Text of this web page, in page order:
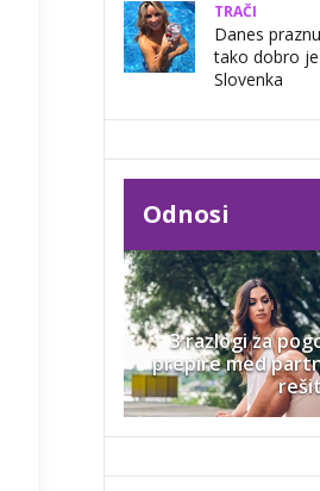
TRAČI
Danes
tako dobro
Slovenka
Odnosi
3 razlogi za
prepire med